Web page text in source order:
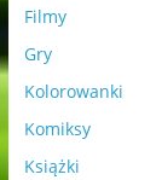
Filmy
Gry
Kolorowanki
Komiksy
Książki